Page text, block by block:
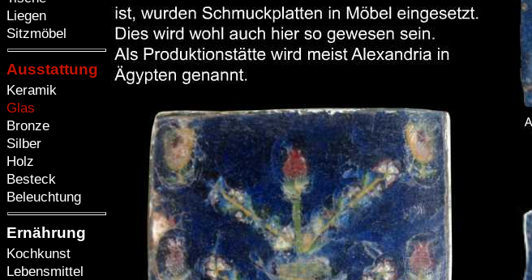
Liegen
Sitzmöbel
Ausstattung
Keramik
Glas
Bronze
Silber
Holz
Besteck
Beleuchtung
Ernährung
Kochkunst
Lebensmittel